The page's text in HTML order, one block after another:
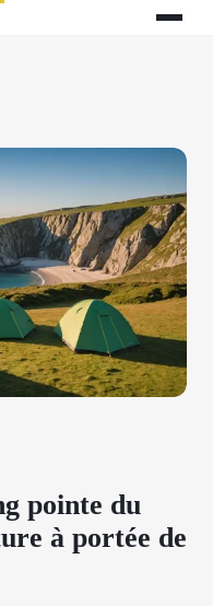
pointe du
à portée de